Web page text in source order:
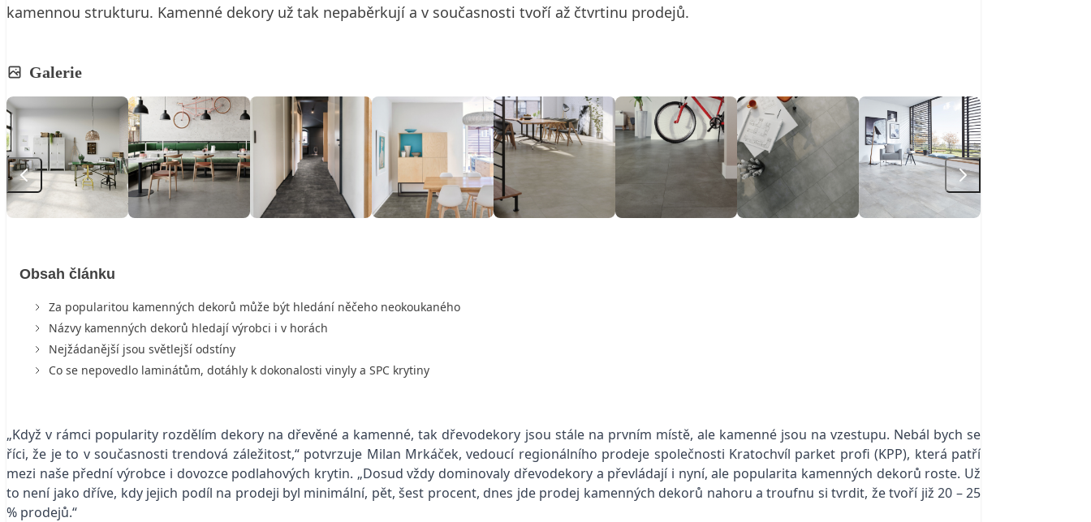
kamennou strukturu. Kamenné dekory už tak nepaběrkují a v současnosti tvoří až čtvrtinu prodejů.
Galerie
Obsah článku
Za popularitou kamenných dekorů může být hledání něčeho neokoukaného
Názvy kamenných dekorů hledají výrobci i v horách
Nejžádanější jsou světlejší odstíny
Co se nepovedlo laminátům, dotáhly k dokonalosti vinyly a SPC krytiny
„Když v rámci popularity rozdělím dekory na dřevěné a kamenné, tak dřevodekory jsou stále na prvním místě, ale kamenné jsou na vzestupu. Nebál bych se
říci, že je to v současnosti trendová záležitost,“ potvrzuje Milan Mrkáček, vedoucí regionálního prodeje společnosti Kratochvíl parket profi (KPP), která patří
mezi naše přední výrobce i dovozce podlahových krytin. „Dosud vždy dominovaly dřevodekory a převládají i nyní, ale popularita kamenných dekorů roste. Už
to není jako dříve, kdy jejich podíl na prodeji byl minimální, pět, šest procent, dnes jde prodej kamenných dekorů nahoru a troufnu si tvrdit, že tvoří již 20 – 25
% prodejů.“